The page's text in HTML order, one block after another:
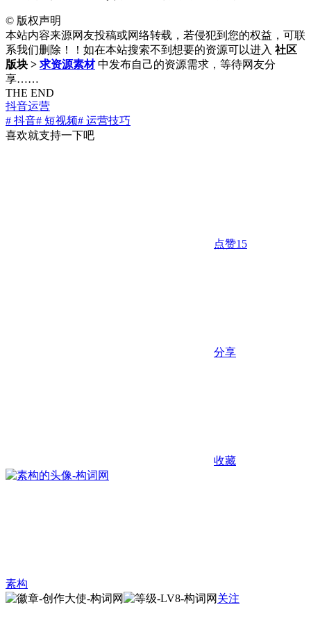
© 版权声明
本站内容来源网友投稿或网络转载，若侵犯到您的权益，可联
系我们删除！！如在本站搜索不到想要的资源可以进入 社区
版块 > 求资源素材 中发布自己的资源需求，等待网友分
享……
THE END
抖音运营
# 抖音# 短视频# 运营技巧
喜欢就支持一下吧
点赞15
分享
收藏
素构
关注